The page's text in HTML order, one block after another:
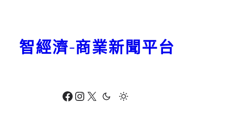
Facebook Instagram X
智經濟-商業新聞平台